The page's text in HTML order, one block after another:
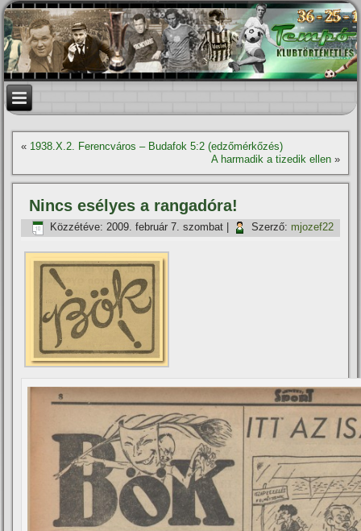
« 1938.X.2. Ferencváros – Budafok 5:2 (edzőmérkőzés)
A harmadik a tizedik ellen»
Nincs esélyes a rangadóra!
Közzétéve: 2009. február 7. szombat Szerző: mjozef22